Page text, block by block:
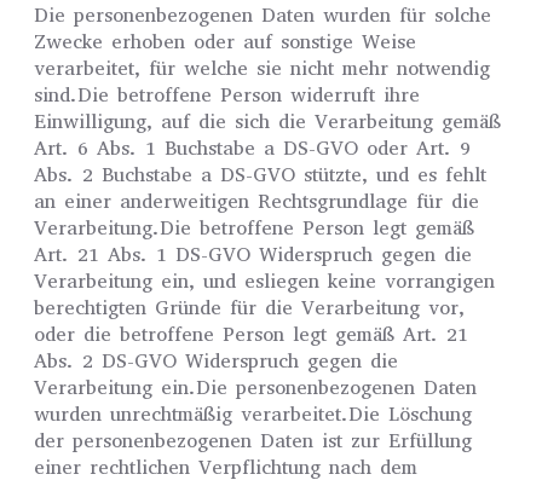
Die personenbezogenen Daten wurden für solche
Zwecke erhoben oder auf sonstige Weise
verarbeitet, für welche sie nicht mehr notwendig
sind.Die betroffene Person widerruft ihre
Einwilligung, auf die sich die Verarbeitung gemäß
Art. 6 Abs. 1 Buchstabe a DS-GVO oder Art. 9
Abs. 2 Buchstabe a DS-GVO stützte, und es fehlt
an einer anderweitigen Rechtsgrundlage für die
Verarbeitung.Die betroffene Person legt gemäß
Art. 21 Abs. 1 DS-GVO Widerspruch gegen die
Verarbeitung ein, und esliegen keine vorrangigen
berechtigten Gründe für die Verarbeitung vor,
oder die betroffene Person legt gemäß Art. 21
Abs. 2 DS-GVO Widerspruch gegen die
Verarbeitung ein.Die personenbezogenen Daten
wurden unrechtmäßig verarbeitet.Die Löschung
der personenbezogenen Daten ist zur Erfüllung
einer rechtlichen Verpflichtung nach dem